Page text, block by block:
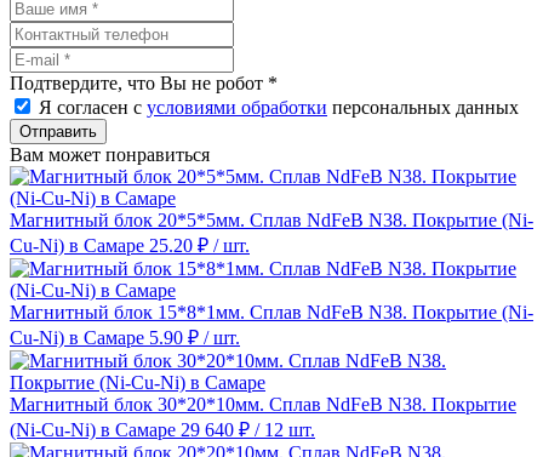
Подтвердите, что Вы не робот *
Я согласен с условиями обработки персональных данных
Отправить
Вам может понравиться
Магнитный блок 20*5*5мм. Сплав NdFeB N38. Покрытие (Ni-
Cu-Ni) в Самаре 25.20 ₽ / шт.
Магнитный блок 15*8*1мм. Сплав NdFeB N38. Покрытие (Ni-
Cu-Ni) в Самаре 5.90 ₽ / шт.
Магнитный блок 30*20*10мм. Сплав NdFeB N38. Покрытие
(Ni-Cu-Ni) в Самаре 29 640 ₽ / 12 шт.